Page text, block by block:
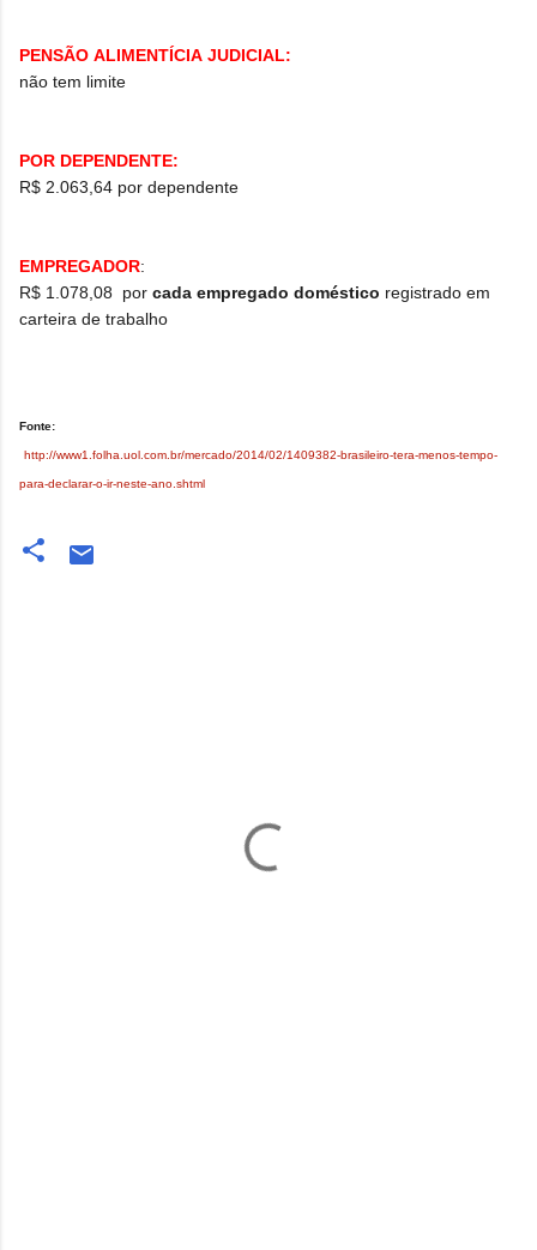
PENSÃO ALIMENTÍCIA JUDICIAL:
não tem limite
POR DEPENDENTE:
R$ 2.063,64 por dependente
EMPREGADOR:
R$ 1.078,08 por cada empregado doméstico registrado em
carteira de trabalho
Fonte:
http://www1.folha.uol.com.br/mercado/2014/02/1409382-brasileiro-tera-menos-tempo-
para-declarar-o-ir-neste-ano.shtml